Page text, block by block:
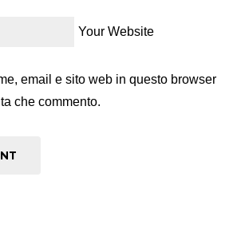
Your Website
email e sito web in questo browser
che commento.